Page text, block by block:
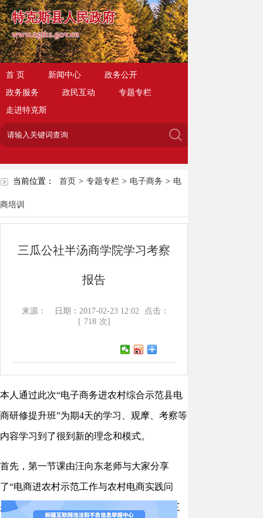
特克斯县人民政府
www.zgtks.gov.cn
首 页 新闻中心
政务公开
政务服务
政民互动
专题专栏
走进特克斯
当前位置： 首页 > 专题专栏 > 电子商务 > 电
商培训
三瓜公社半汤商学院学习考察
报告
来源： 日期：2017-02-23 12:02
点击：
[ 718 次]
本人通过此次“电子商务进农村综合示范县电
商研修提升班”为期4天的学习、观摩、考察等
内容学习到了很到新的理念和模式。
首先，第一节课由汪向东老师与大家分享
了“电商进农村示范工作与农村电商实践问
题”的PPT课件，内容最深刻的是电商发展三